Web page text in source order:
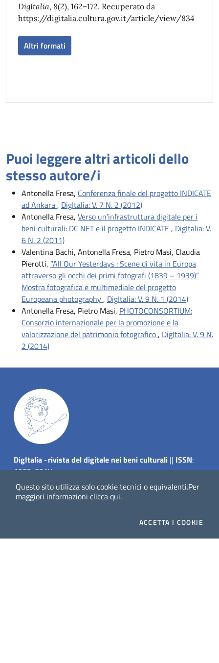
Questo sito utilizza solo cookie tecnici o equivalenti.Per
maggiori informazioni clicca qui.
ACCETTA I COOKIE
DigItalia, 8(2), 162–172. Recuperato da
https://digitalia.cultura.gov.it/article/view/834
Altri formati
Puoi leggere altri articoli dello
stesso autore/i
Antonella Fresa, Conferenza finale del progetto INDICATE
ad Ankara, DigItalia: V. 7 N. 2 (2012)
Antonella Fresa, Verso un’infrastruttura digitale per i
beni culturali: DC NET e il progetto INDICATE , DigItalia: V.
6 N. 2 (2011)
Valentina Bachi, Antonella Fresa, Pietro Masi, Claudia
Pierotti, “All Our Yesterdays : Scene di vita in Europa
attraverso gli occhi dei primi fotografi (1839 – 1939)”
Mostra fotografica e multimediale del progetto
Europeana photography, DigItalia: V. 9 N. 1 (2014)
Antonella Fresa, Pietro Masi, PHOTOCONSORTIUM:
Consorzio internazionale per la promozione e la
valorizzazione del patrimonio fotografico, DigItalia: V. 9 N.
2 (2014)
DigItalia -rivista del digitale nei beni culturali || ISSN:
1972-621X
Direttore responsabile: Giuliano Genetasio
Email:ic-cu.digitalia@cultura.gov.it